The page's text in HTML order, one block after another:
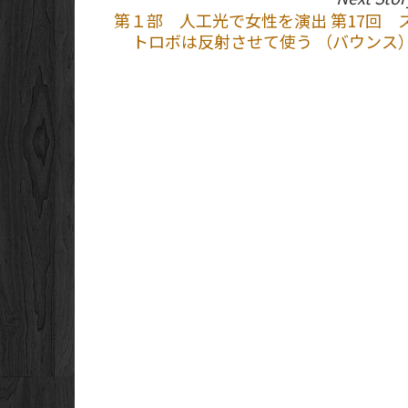
第１部 人工光で女性を演出 第17回
トロボは反射させて使う （バウンス